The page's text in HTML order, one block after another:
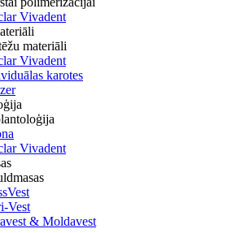
Vivadent
materiāli
Vivadent
karotes
Vivadent
Vest
& Moldavest